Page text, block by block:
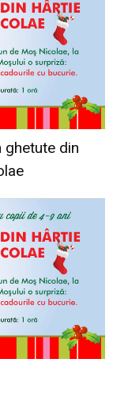
ghetute din